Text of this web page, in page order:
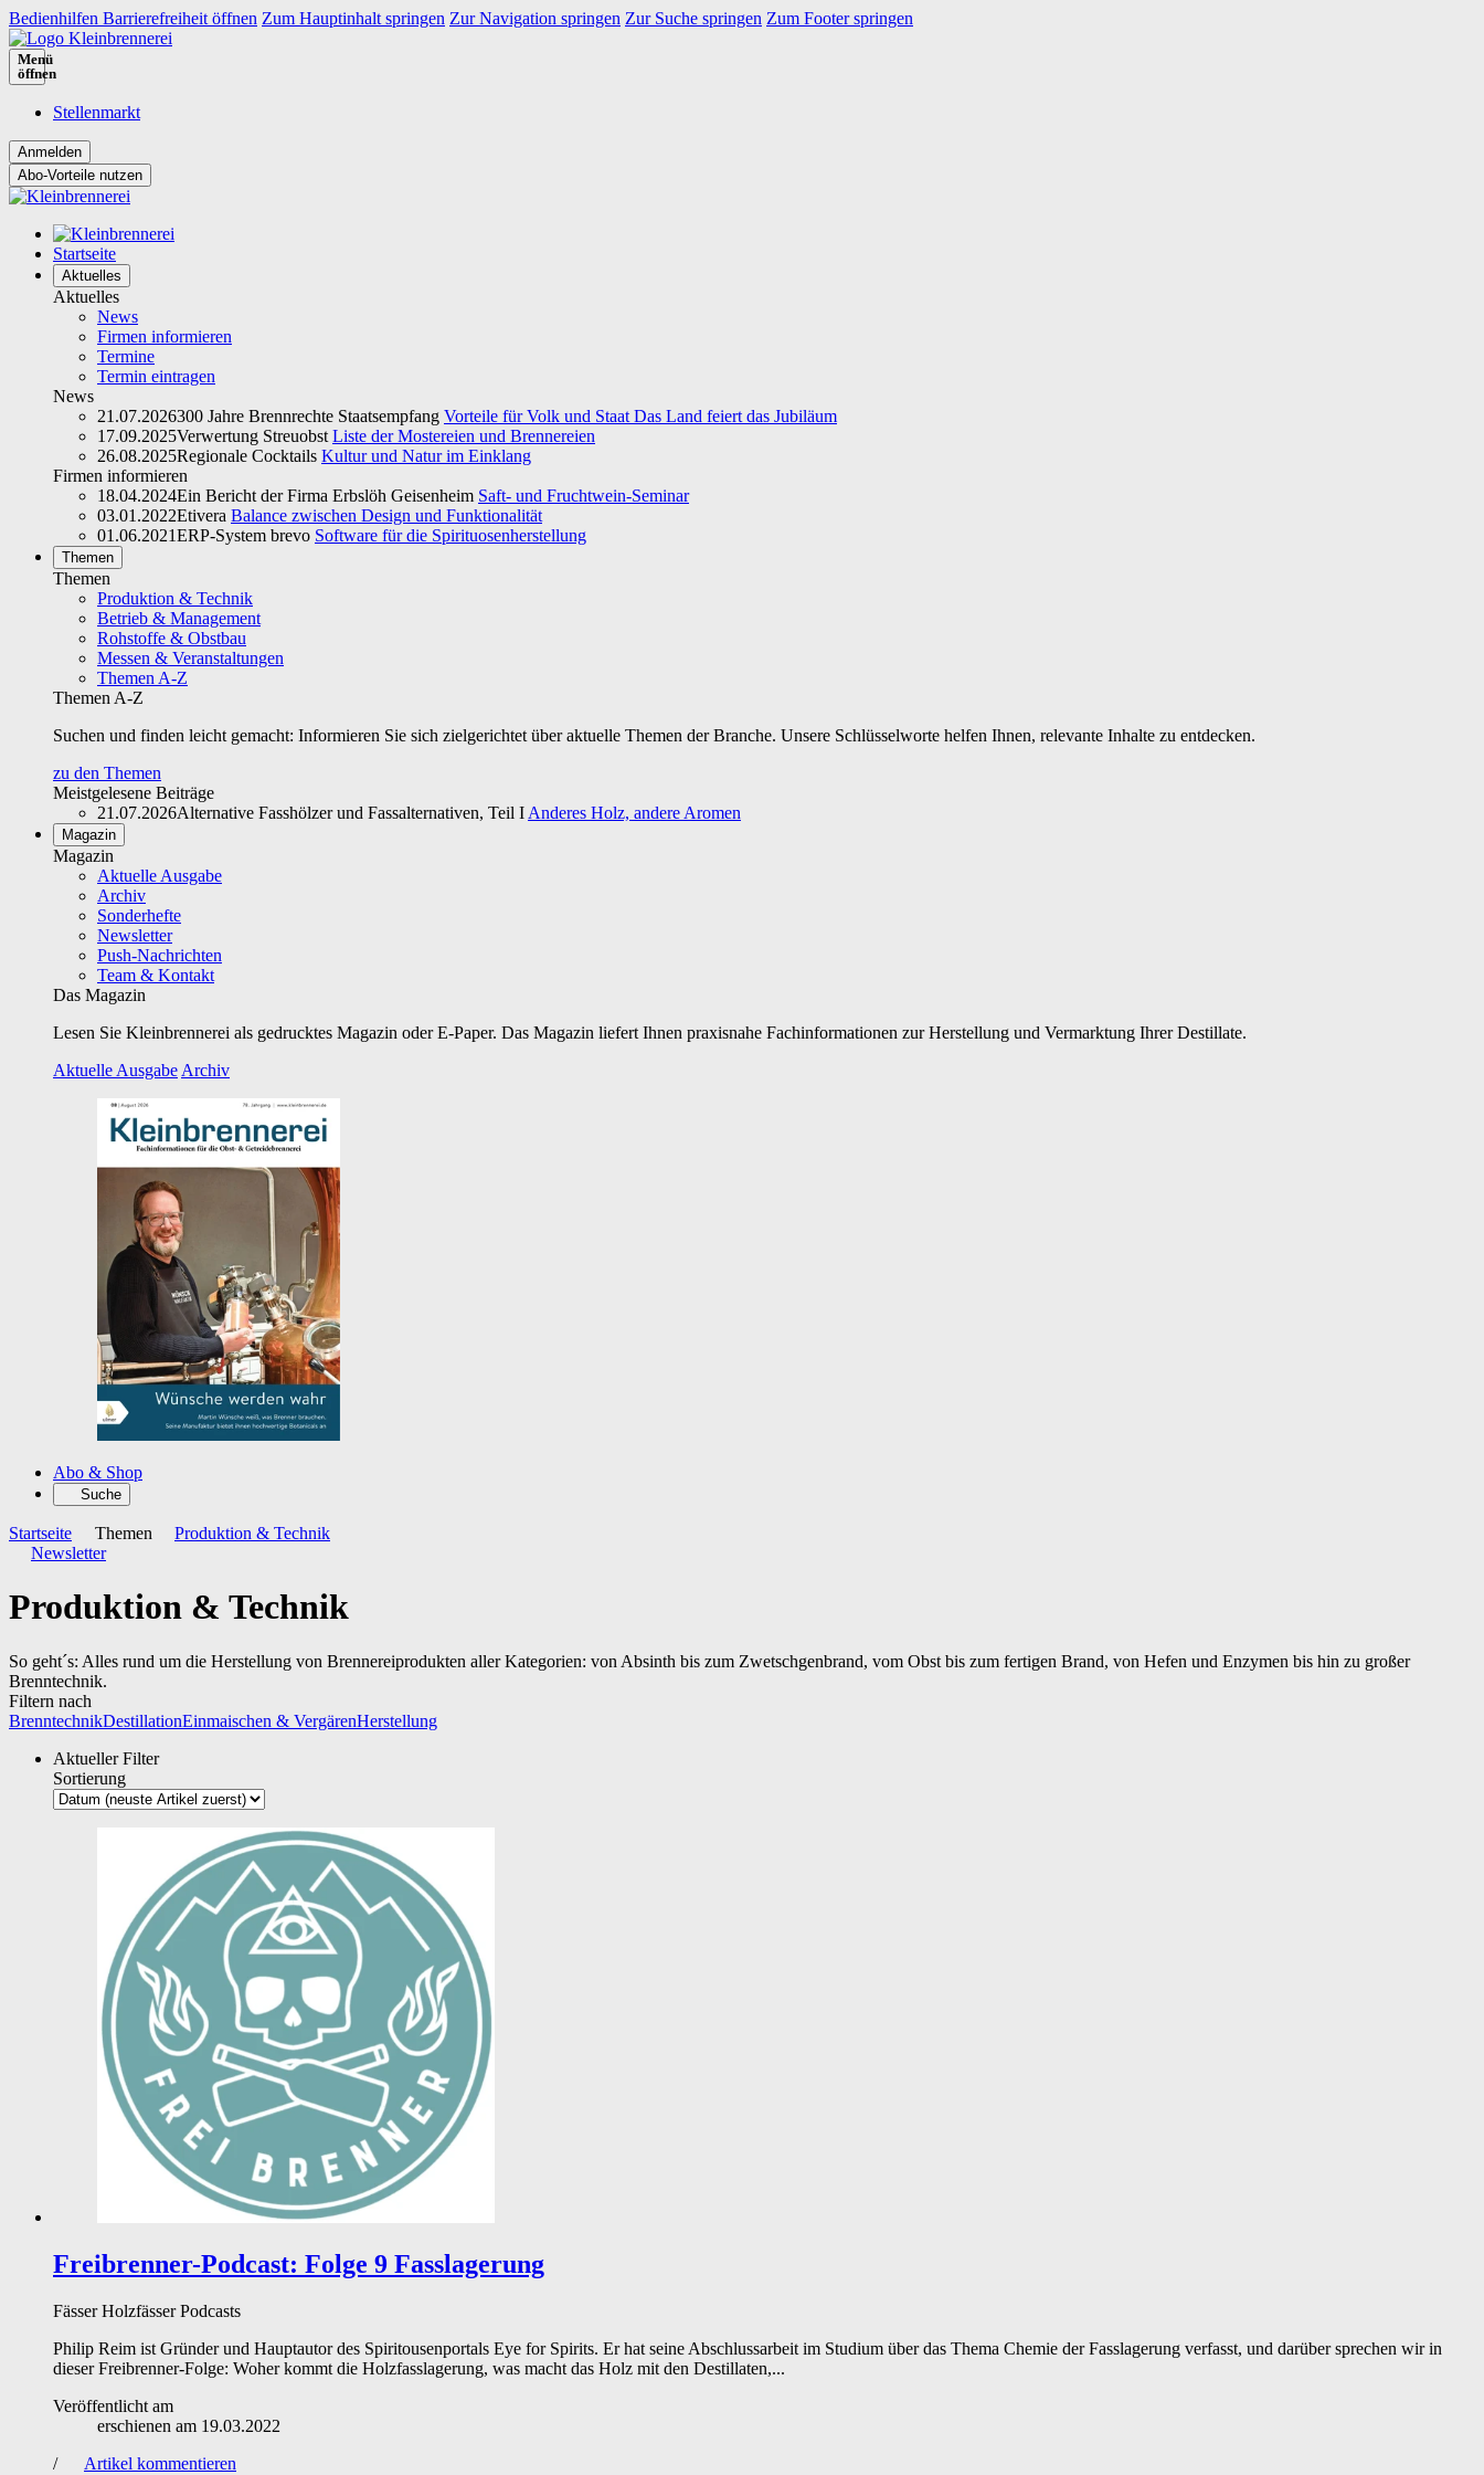
Bedienhilfen Barrierefreiheit öffnen Zum Hauptinhalt springen Zur Navigation springen Zur Suche springen Zum Footer springen
Menü
öffnen
Stellenmarkt
Abo-Vorteile nutzen
Startseite
Aktuelles
Aktuelles
News
Firmen informieren
Termine
Termin eintragen
News
21.07.2026300 Jahre Brennrechte Staatsempfang Vorteile für Volk und Staat Das Land feiert das Jubiläum
17.09.2025Verwertung Streuobst Liste der Mostereien und Brennereien
26.08.2025Regionale Cocktails Kultur und Natur im Einklang
Firmen informieren
18.04.2024Ein Bericht der Firma Erbslöh Geisenheim Saft- und Fruchtwein-Seminar
03.01.2022Etivera Balance zwischen Design und Funktionalität
01.06.2021ERP-System brevo Software für die Spirituosenherstellung
Themen
Themen
Produktion & Technik
Betrieb & Management
Rohstoffe & Obstbau
Messen & Veranstaltungen
Themen A-Z
Themen A-Z
Suchen und finden leicht gemacht: Informieren Sie sich zielgerichtet über aktuelle Themen der Branche. Unsere Schlüsselworte helfen Ihnen, relevante Inhalte zu entdecken.
zu den Themen
Meistgelesene Beiträge
21.07.2026Alternative Fasshölzer und Fassalternativen, Teil I Anderes Holz, andere Aromen
Magazin
Magazin
Aktuelle Ausgabe
Archiv
Sonderhefte
Newsletter
Push-Nachrichten
Team & Kontakt
Das Magazin
Lesen Sie Kleinbrennerei als gedrucktes Magazin oder E-Paper. Das Magazin liefert Ihnen praxisnahe Fachinformationen zur Herstellung und Vermarktung Ihrer Destillate.
Aktuelle Ausgabe Archiv
Abo & Shop
Suche
Startseite Themen
Produktion & Technik
Newsletter
Produktion & Technik
So geht´s: Alles rund um die Herstellung von Brennereiprodukten aller Kategorien: von Absinth bis zum Zwetschgenbrand, vom Obst bis zum fertigen Brand, von Hefen und Enzymen bis hin zu großer
Brenntechnik.
Filtern nach
BrenntechnikDestillationEinmaischen & VergärenHerstellung
Aktueller Filter
Sortierung
Freibrenner-Podcast: Folge 9 Fasslagerung
Fässer Holzfässer Podcasts
Philip Reim ist Gründer und Hauptautor des Spiritousenportals Eye for Spirits. Er hat seine Abschlussarbeit im Studium über das Thema Chemie der Fasslagerung verfasst, und darüber sprechen wir in
dieser Freibrenner-Folge: Woher kommt die Holzfasslagerung, was macht das Holz mit den Destillaten,...
Veröffentlicht am
erschienen am 19.03.2022
/
Artikel kommentieren